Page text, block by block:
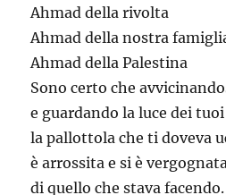
Ahmad della rivolta
Ahmad della nostra
Ahmad della Palestina
Sono certo che
e guardando la luce dei
la pallottola che ti doveva
è arrossita e si è vergognata
di quello che stava facendo.